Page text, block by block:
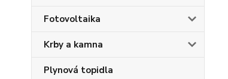
Fotovoltaika
Krby a kamna
Plynová topidla